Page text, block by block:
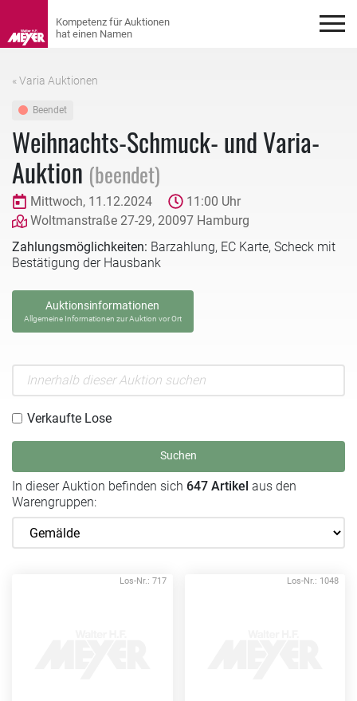
« Varia Auktionen
Beendet
Weihnachts-Schmuck- und Varia-
Auktion (beendet)
Mittwoch, 11.12.2024
11:00 Uhr
Woltmanstraße 27-29, 20097 Hamburg
Zahlungsmöglichkeiten: Barzahlung, EC Karte, Scheck mit
Bestätigung der Hausbank
Auktionsinformationen
Allgemeine Informationen zur Auktion vor Ort
Verkaufte Lose
Suchen
In dieser Auktion befinden sich 647 Artikel aus den
Warengruppen:
Los-Nr.: 717 Los-Nr.: 1048